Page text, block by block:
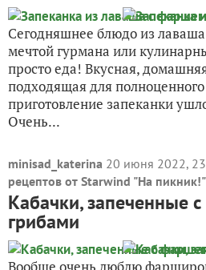
Сегодняшнее блюдо из лаваша
мечтой гурмана или
просто еда! Вкусная,
подходящая для
приготовление запеканки
Очень...
minisad_katerina 20 июня 2022,
рецептов от Starwind "На пикник!"
Кабачки, запеченные
грибами